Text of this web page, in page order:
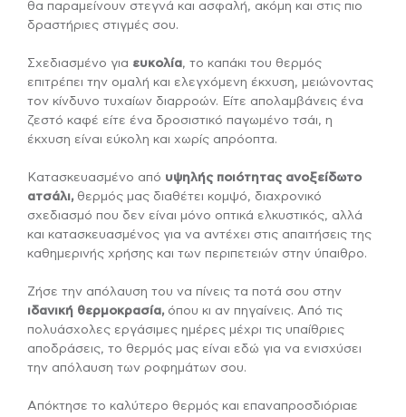
θα παραμείνουν στεγνά και ασφαλή, ακόμη και στις πιο
δραστήριες στιγμές σου.
Σχεδιασμένο για ευκολία, το καπάκι του θερμός
επιτρέπει την ομαλή και ελεγχόμενη έκχυση, μειώνοντας
τον κίνδυνο τυχαίων διαρροών. Είτε απολαμβάνεις ένα
ζεστό καφέ είτε ένα δροσιστικό παγωμένο τσάι, η
έκχυση είναι εύκολη και χωρίς απρόοπτα.
Κατασκευασμένο από υψηλής ποιότητας ανοξείδωτο
ατσάλι, θερμός μας διαθέτει κομψό, διαχρονικό
σχεδιασμό που δεν είναι μόνο οπτικά ελκυστικός, αλλά
και κατασκευασμένος για να αντέχει στις απαιτήσεις της
καθημερινής χρήσης και των περιπετειών στην ύπαιθρο.
Ζήσε την απόλαυση του να πίνεις τα ποτά σου στην
ιδανική θερμοκρασία, όπου κι αν πηγαίνεις. Από τις
πολυάσχολες εργάσιμες ημέρες μέχρι τις υπαίθριες
αποδράσεις, το θερμός μας είναι εδώ για να ενισχύσει
την απόλαυση των ροφημάτων σου.
Απόκτησε το καλύτερο θερμός και επαναπροσδιόριαε